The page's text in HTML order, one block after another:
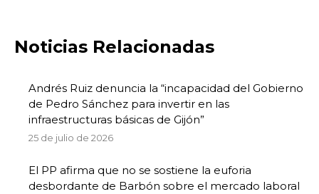
Noticias Relacionadas
Andrés Ruiz denuncia la “incapacidad del Gobierno
de Pedro Sánchez para invertir en las
infraestructuras básicas de Gijón”
25 de julio de 2026
El PP afirma que no se sostiene la euforia
desbordante de Barbón sobre el mercado laboral